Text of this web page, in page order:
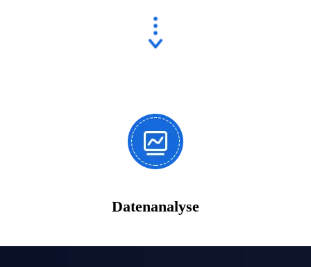
Datenanalyse